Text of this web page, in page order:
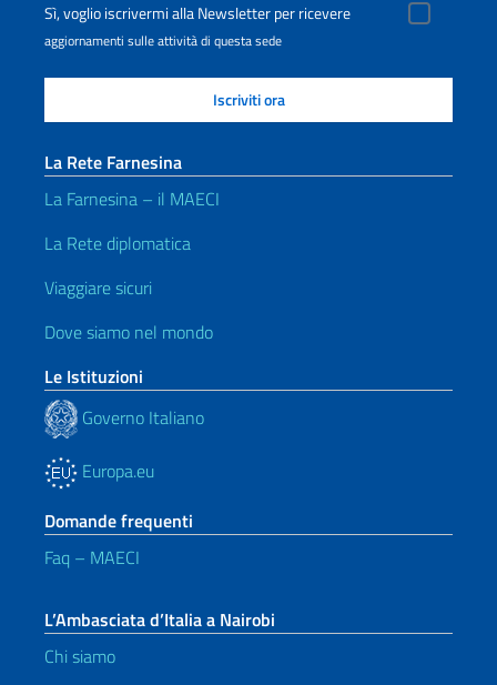
Sì, voglio iscrivermi alla Newsletter per ricevere
aggiornamenti sulle attività di questa sede
La Rete Farnesina
La Farnesina – il MAECI
La Rete diplomatica
Viaggiare sicuri
Dove siamo nel mondo
Le Istituzioni
Governo Italiano
Europa.eu
Domande frequenti
Faq – MAECI
L’Ambasciata d’Italia a Nairobi
Chi siamo